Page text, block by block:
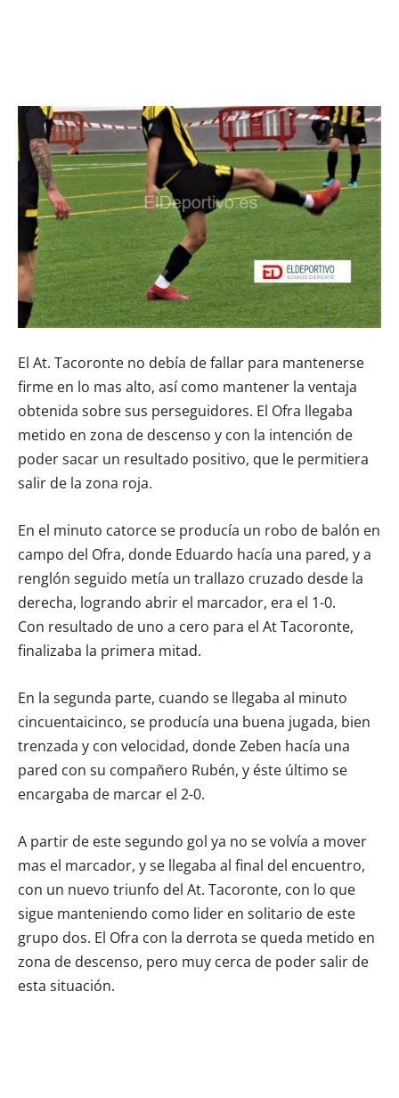
El At. Tacoronte no debía de fallar para mantenerse
firme en lo mas alto, así como mantener la ventaja
obtenida sobre sus perseguidores. El Ofra llegaba
metido en zona de descenso y con la intención de
poder sacar un resultado positivo, que le permitiera
salir de la zona roja.
En el minuto catorce se producía un robo de balón en
campo del Ofra, donde Eduardo hacía una pared, y a
renglón seguido metía un trallazo cruzado desde la
derecha, logrando abrir el marcador, era el 1-0.
Con resultado de uno a cero para el At Tacoronte,
finalizaba la primera mitad.
En la segunda parte, cuando se llegaba al minuto
cincuentaicinco, se producía una buena jugada, bien
trenzada y con velocidad, donde Zeben hacía una
pared con su compañero Rubén, y éste último se
encargaba de marcar el 2-0.
A partir de este segundo gol ya no se volvía a mover
mas el marcador, y se llegaba al final del encuentro,
con un nuevo triunfo del At. Tacoronte, con lo que
sigue manteniendo como lider en solitario de este
grupo dos. El Ofra con la derrota se queda metido en
zona de descenso, pero muy cerca de poder salir de
esta situación.